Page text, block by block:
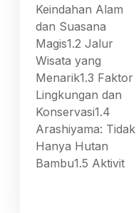
Keindahan Alam
dan Suasana
Magis1.2 Jalur
Wisata yang
Menarik1.3 Faktor
Lingkungan dan
Konservasi1.4
Arashiyama: Tidak
Hanya Hutan
Bambu1.5 Aktivit